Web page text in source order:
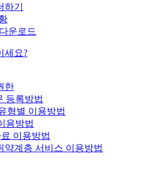
하기
운로드
세요?
한
등록방법
형별 이용방법
용방법
이용방법
약계층 서비스 이용방법